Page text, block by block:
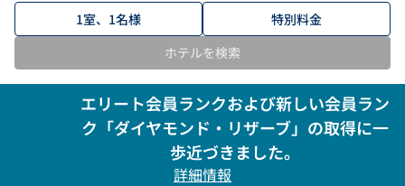
1室、1名様
特別料金
ホテルを検索
エリート会員ランクおよび新しい会員ラン
ク「ダイヤモンド・リザーブ」の取得に一
歩近づきました。
詳細情報